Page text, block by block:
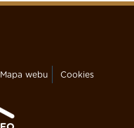
Mapa webu Cookies